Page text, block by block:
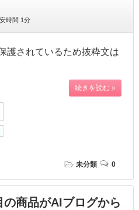
時間 1分
護されているため抜粋文は
続きを読む »
未分類 0
商品がAIブログから